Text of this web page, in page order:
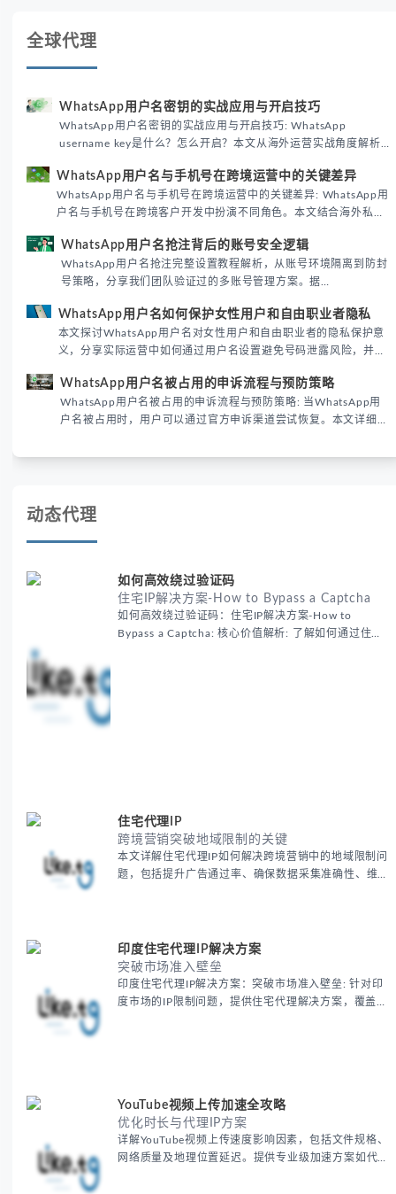
全球代理
WhatsApp用户名密钥的实战应用与开启技巧
WhatsApp用户名密钥的实战应用与开启技巧: WhatsApp
username key是什么？怎么开启？本文从海外运营实战角度解析
境团队高效触达目标客户。
WhatsApp用户名与手机号在跨境运营中的关键差异
WhatsApp用户名与手机号在跨境运营中的关键差异: WhatsApp用
户名与手机号在跨境客户开发中扮演不同角色。本文结合海外私域
际差异，帮助团队优化WhatsApp营销策略。
WhatsApp用户名抢注背后的账号安全逻辑
WhatsApp用户名抢注完整设置教程解析，从账号环境隔离到防封
号策略，分享我们团队验证过的多账号管理方案。据
性直接影响转化率。
WhatsApp用户名如何保护女性用户和自由职业者隐私
本文探讨WhatsApp用户名对女性用户和自由职业者的隐私保护意
义，分享实际运营中如何通过用户名设置避免号码泄露风险，并提
已成为全球数字沟通的首要考量。
WhatsApp用户名被占用的申诉流程与预防策略
WhatsApp用户名被占用的申诉流程与预防策略: 当WhatsApp用
户名被占用时，用户可以通过官方申诉渠道尝试恢复。本文详细解
账号安全。
动态代理
如何高效绕过验证码
住宅IP解决方案-How to Bypass a Captcha
如何高效绕过验证码：住宅IP解决方案-How to
Bypass a Captcha: 核心价值解析: 了解如何通过住宅
住宅代理IP
跨境营销突破地域限制的关键
本文详解住宅代理IP如何解决跨境营销中的地域限制问
题，包括提升广告通过率、确保数据采集准确性、维护
印度住宅代理IP解决方案
突破市场准入壁垒
印度住宅代理IP解决方案：突破市场准入壁垒: 针对印
度市场的IP限制问题，提供住宅代理解决方案，覆盖主
YouTube视频上传加速全攻略
优化时长与代理IP方案
详解YouTube视频上传速度影响因素，包括文件规格、
网络质量及地理位置延迟。提供专业级加速方案如代理